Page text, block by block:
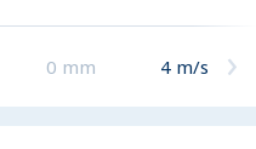
0 mm 4 m/s